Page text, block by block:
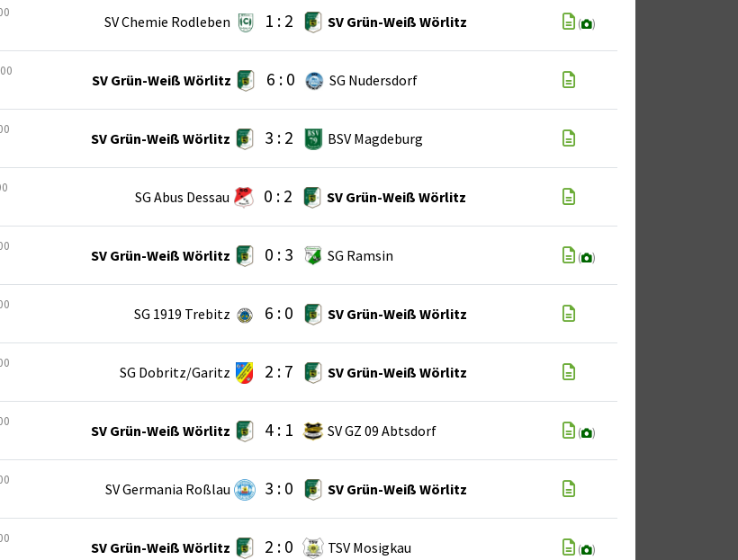
SV Chemie Rodleben 1 : 2 SV Grün-Weiß Wörlitz ( )
SV Grün-Weiß Wörlitz 6 : 0 SG Nudersdorf
SV Grün-Weiß Wörlitz 3 : 2 BSV Magdeburg
SG Abus Dessau 0 : 2 SV Grün-Weiß Wörlitz
SV Grün-Weiß Wörlitz 0 : 3 SG Ramsin ( )
SG 1919 Trebitz 6 : 0 SV Grün-Weiß Wörlitz
SG Dobritz/Garitz 2 : 7 SV Grün-Weiß Wörlitz
SV Grün-Weiß Wörlitz 4 : 1 SV GZ 09 Abtsdorf ( )
SV Germania Roßlau 3 : 0 SV Grün-Weiß Wörlitz
SV Grün-Weiß Wörlitz 2 : 0 TSV Mosigkau ( )